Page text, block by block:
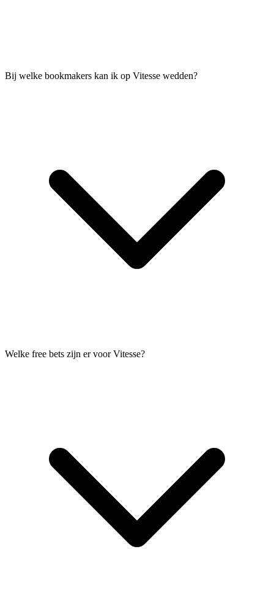
Bij welke bookmakers kan ik op Vitesse wedden?
Welke free bets zijn er voor Vitesse?